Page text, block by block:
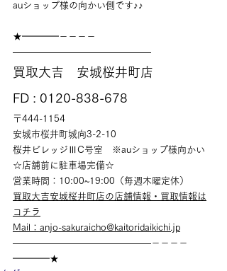
auショップ様の向かい側です♪♪
★━━━━－－－－
———————————————
買取大吉　安城桜井町店
FD : 0120-838-678
〒444-1154
安城市桜井町城向3-2-10
桜井ビレッジⅢC号室　※auショップ様向かい
☆店舗前に駐車場完備☆
営業時間：10:00~19:00（毎週木曜定休）
買取大吉安城桜井町店の店舗情報・買取情報は
コチラ
Mail：anjo-sakuraicho@kaitoridaikichi.jp
———————————————－－－－
━━━━★